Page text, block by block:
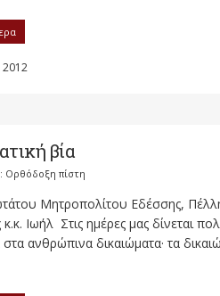
2012
βία
Ορθόδοξη πίστη
Μητροπολίτου Εδέσσης,
Ιωήλ Στις ημέρες μας δίνεται
ανθρώπινα δι­καιώματα· τα